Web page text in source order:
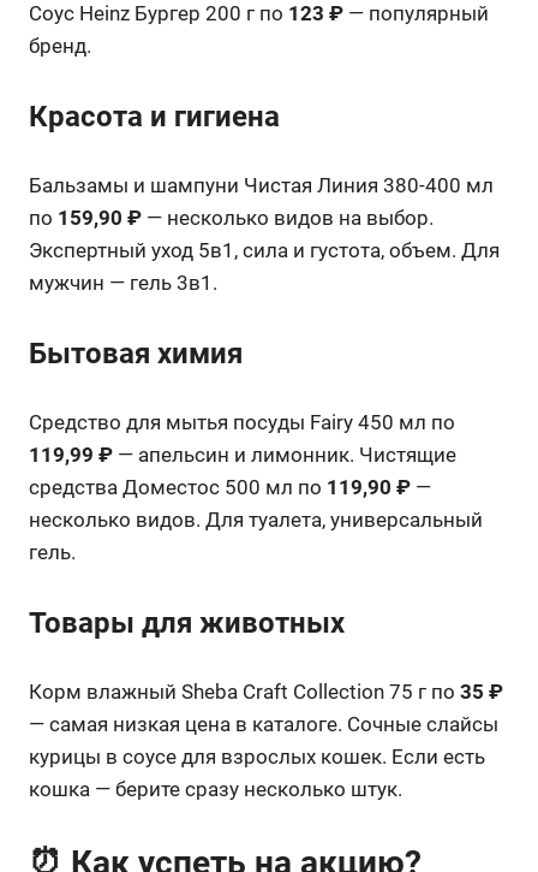
Соус Heinz Бургер 200 г по 123 ₽ — популярный
бренд.
Красота и гигиена
Бальзамы и шампуни Чистая Линия 380-400 мл
по 159,90 ₽ — несколько видов на выбор.
Экспертный уход 5в1, сила и густота, объем. Для
мужчин — гель 3в1.
Бытовая химия
Средство для мытья посуды Fairy 450 мл по
119,99 ₽ — апельсин и лимонник. Чистящие
средства Доместос 500 мл по 119,90 ₽ —
несколько видов. Для туалета, универсальный
гель.
Товары для животных
Корм влажный Sheba Craft Collection 75 г по 35 ₽
— самая низкая цена в каталоге. Сочные слайсы
курицы в соусе для взрослых кошек. Если есть
кошка — берите сразу несколько штук.
⏰ Как успеть на акцию?